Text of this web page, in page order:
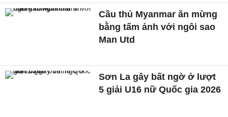
Cầu thủ Myanmar ăn mừng
bằng tấm ảnh với ngôi sao
Man Utd
Sơn La gây bất ngờ ở lượt
5 giải U16 nữ Quốc gia 2026